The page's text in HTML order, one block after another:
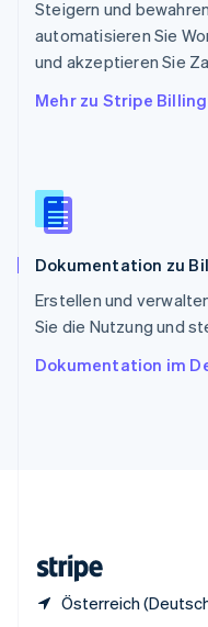
Steigern und
automatisieren Sie
und akzeptieren Sie
Mehr zu Stripe Billing
Dokumentation zu
Erstellen und
Sie die Nutzung und
Dokumentation im
Österreich
Singapur
English简体中文
Slowakei
English
Slowenien
English
Spanien
Thailand
Tschechische
English
English